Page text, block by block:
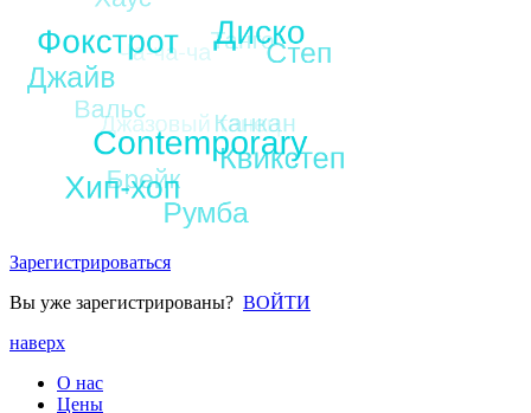
Зарегистрироваться
Вы уже зарегистрированы? ВОЙТИ
наверх
О нас
Цены